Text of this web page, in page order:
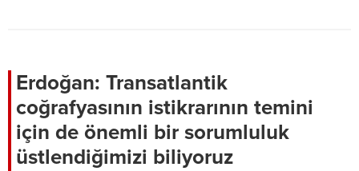
otomobil, yüzde 8,4’ünü
kamyonet, yüzde 3,8’ini traktör,
yüzde 1,8’ini kamyon, yüzde
0,7’sini...
Erdoğan: Transatlantik
coğrafyasının istikrarının temini
için de önemli bir sorumluluk
üstlendiğimizi biliyoruz